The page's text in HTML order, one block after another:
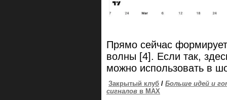
Прямо сейчас
волны [4]. Если так,
можно использовать в
Закрытый клуб / Больше идей и
сигналов в MAX